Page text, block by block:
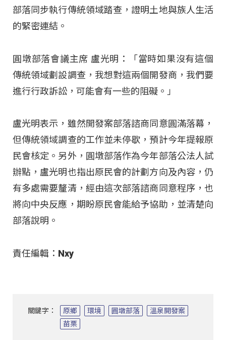
部落同步執行傳統領域踏查，證明土地與族人生活
的緊密連結。
圓墩部落會議主席 盧光明：「當時如果沒有這個
傳統領域劃設調查，我想對這兩個開發商，我們要
進行行政訴訟，可能會有一些的阻礙。」
盧光明表示，雖然開發案部落諮商同意圓滿落幕，
但傳統領域調查的工作並未停歇，預計今年提報原
民會核定。另外，圓墩部落作為今年部落公法人試
辦點，盧光明也指出原民會的計劃方向及內容，仍
有多處需要釐清，經由這次部落諮商同意程序，也
將向中央反應，期盼原民會能給予協助，並清楚向
部落說明。
責任編輯：Nxy
關鍵字： 原鄉 環境 圓墩部落
溫泉開發案
苗栗